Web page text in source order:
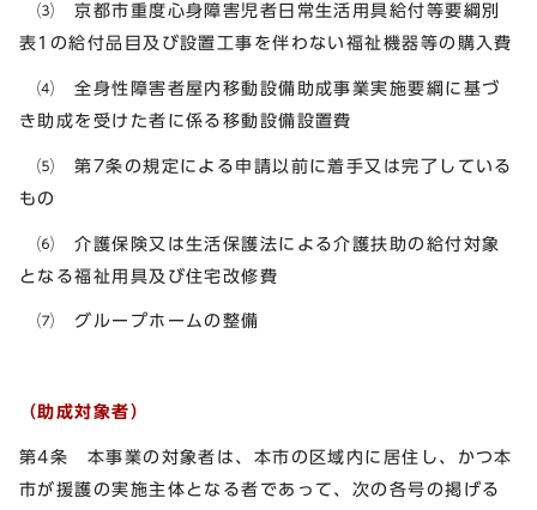
⑶ 京都市重度心身障害児者日常生活用具給付等要綱別
表1の給付品目及び設置工事を伴わない福祉機器等の購入費
⑷ 全身性障害者屋内移動設備助成事業実施要綱に基づ
き助成を受けた者に係る移動設備設置費
⑸ 第7条の規定による申請以前に着手又は完了している
もの
⑹ 介護保険又は生活保護法による介護扶助の給付対象
となる福祉用具及び住宅改修費
⑺ グループホームの整備
（助成対象者）
第4条 本事業の対象者は、本市の区域内に居住し、かつ本
市が援護の実施主体となる者であって、次の各号の掲げる